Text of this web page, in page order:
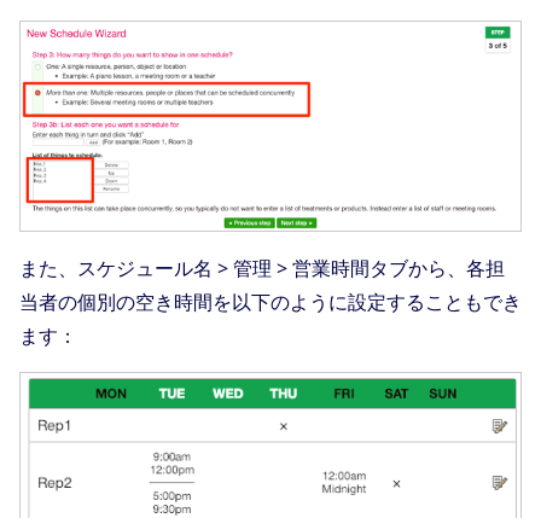
また、スケジュール名 > 管理 > 営業時間タブから、各担
当者の個別の空き時間を以下のように設定することもでき
ます：